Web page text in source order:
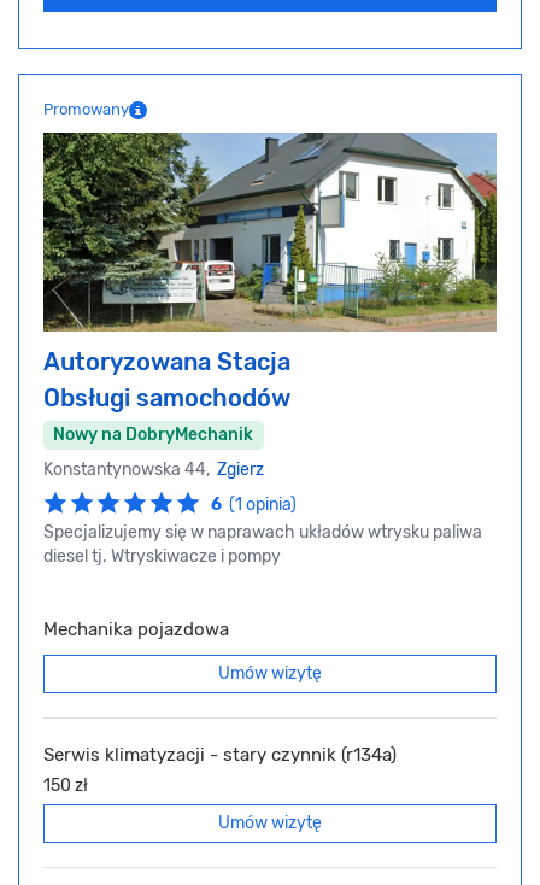
Promowany
Autoryzowana Stacja
Obsługi samochodów
Nowy na DobryMechanik
Konstantynowska 44, Zgierz
6 (1 opinia)
Specjalizujemy się w naprawach układów wtrysku paliwa
diesel tj. Wtryskiwacze i pompy
Mechanika pojazdowa
Umów wizytę
Serwis klimatyzacji - stary czynnik (r134a)
150 zł
Umów wizytę